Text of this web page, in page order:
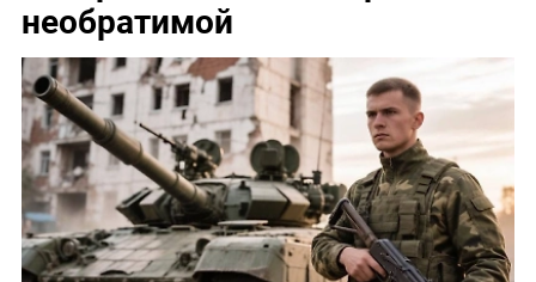
необратимой